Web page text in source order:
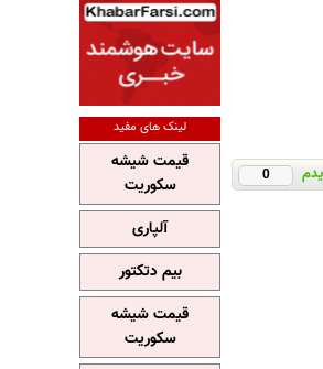
0
لینک های مفید
قیمت شیشه
سکوریت
آلپاری
بیم دتکتور
قیمت شیشه
سکوریت